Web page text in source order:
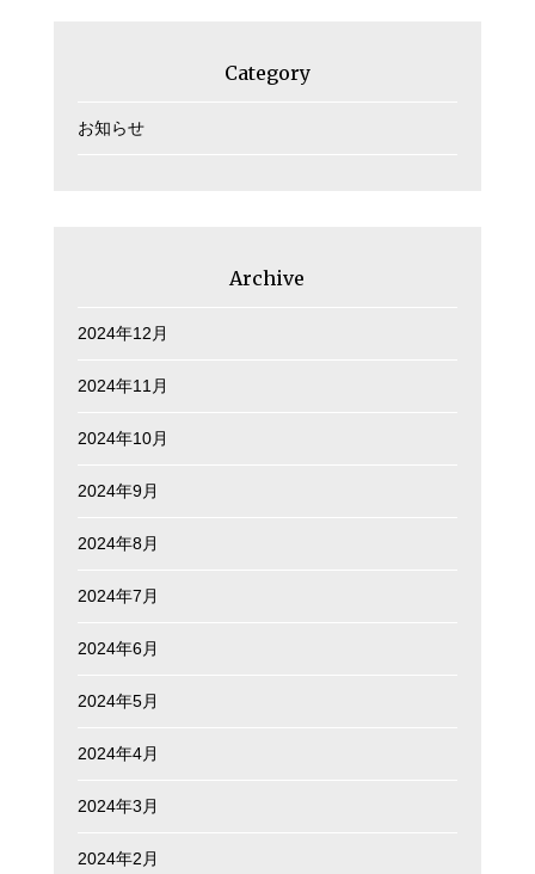
Category
お知らせ
Archive
2024年12月
2024年11月
2024年10月
2024年9月
2024年8月
2024年7月
2024年6月
2024年5月
2024年4月
2024年3月
2024年2月